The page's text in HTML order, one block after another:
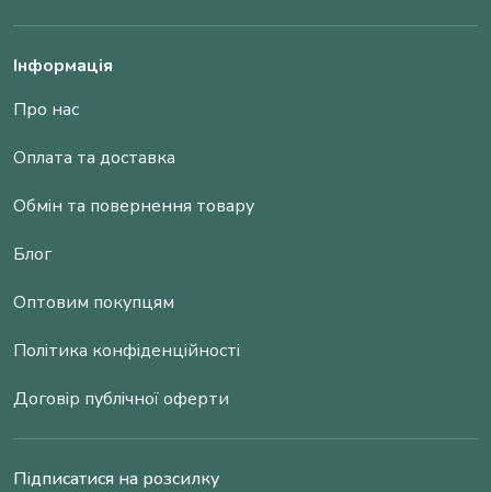
Інформація
Про нас
Оплата та доставка
Обмін та повернення товару
Блог
Оптовим покупцям
Політика конфіденційності
Договір публічної оферти
Підписатися на розсилку